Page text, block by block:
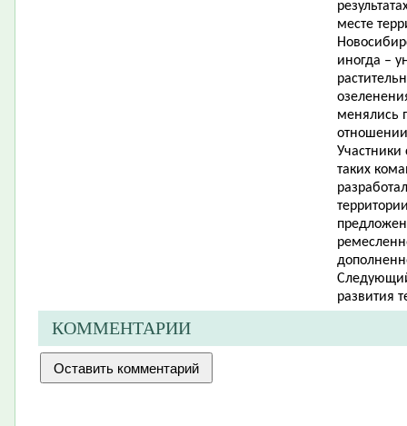
месте
иногда –
менялись
Участники
таких
развития
КОММЕНТАРИИ